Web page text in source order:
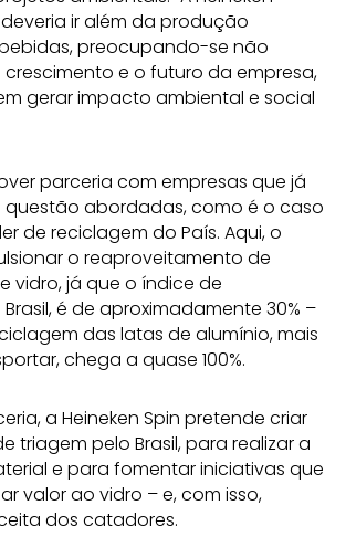
ir além da produção
preocupando-se não
e o futuro da empresa,
gerar impacto ambiental e social
parceria com empresas que já
abordadas, como é o caso
de reciclagem do País. Aqui, o
o reaproveitamento de
vidro, já que o índice de
é de aproximadamente 30% –
das latas de alumínio, mais
chega a quase 100%.
a Heineken Spin pretende criar
triagem pelo Brasil, para realizar a
e para fomentar iniciativas que
valor ao vidro – e, com isso,
dos catadores.